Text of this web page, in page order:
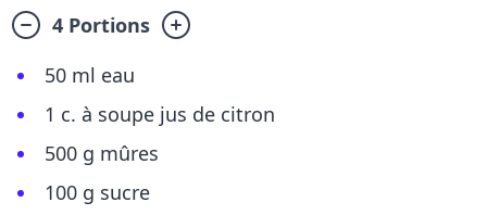
4 Portions
50 ml eau
1 c. à soupe jus de citron
500 g mûres
100 g sucre